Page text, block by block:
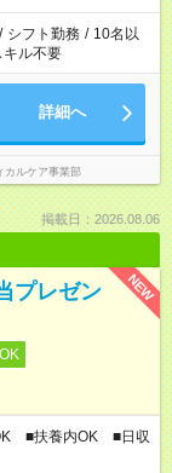
40時間を超える場
/ シフト勤務 / 10名以
キル不要
詳細へ
ルケア事業部
掲載日：2026.08.06
NEW
プレゼン
■扶養内OK ■日収